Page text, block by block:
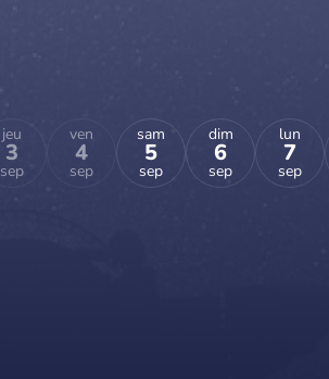
jeu
3
sep
ven
4
sep
sam
5
sep
dim
6
sep
lun
7
sep